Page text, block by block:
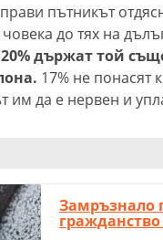
пътникът
до тях на
20% държат той
17% не понасят
им да е нервен и
Замръзнало